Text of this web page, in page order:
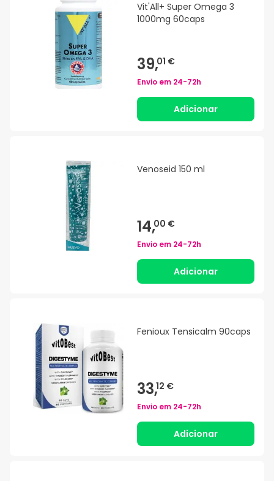
Vit'All+ Super Omega 3
1000mg 60caps
39,01 €
Envio em 24-72h
Adicionar
Venoseid 150 ml
14,00 €
Envio em 24-72h
Adicionar
Fenioux Tensicalm 90caps
33,12 €
Envio em 24-72h
Adicionar